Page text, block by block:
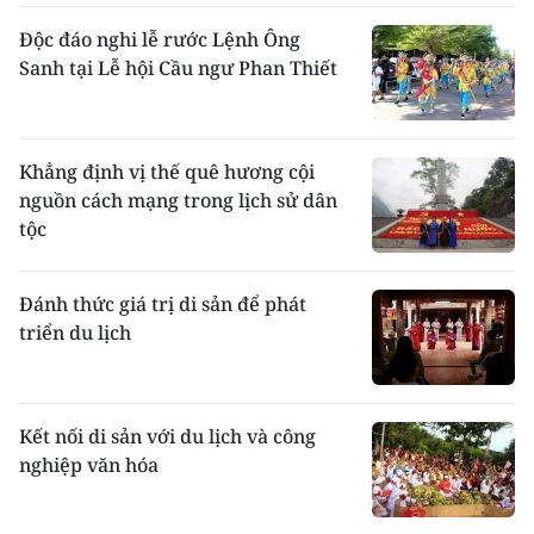
miếng vải (thường hoặc màu) kéo dài từ nách
đến gấu áo.
Trang phục bắt mắt, nhiều màu sắc góp phần tôn
lên vẻ đẹp của phụ nữ Khmer Nam Bộ. Ảnh An
Ở: Họ sống ở đồng bằng sông Cửu Long, tập
trung chủ yếu ở các tỉnh miền Tây Nam bộ
và tụ cư trên 3 vùng môi sinh lớn: vùng đồng
bằng nội địa, vùng phèn mặn ven biển, vùng
Độc đáo nghi lễ rước Lệnh Ông
Sanh tại Lễ hội Cầu ngư Phan Thiết
Khẳng định vị thế quê hương cội
nguồn cách mạng trong lịch sử dân
tộc
Đánh thức giá trị di sản để phát
triển du lịch
Kết nối di sản với du lịch và công
nghiệp văn hóa